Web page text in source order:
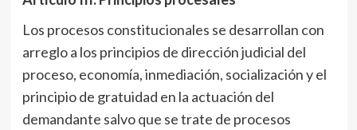
Los procesos constitucionales se desarrollan con
arreglo a los principios de dirección judicial del
proceso, economía, inmediación, socialización y el
principio de gratuidad en la actuación del
demandante salvo que se trate de procesos